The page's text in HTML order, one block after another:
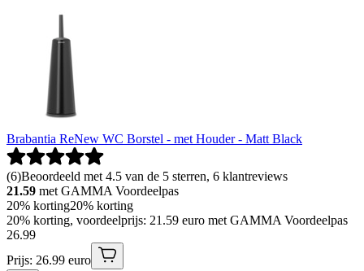
Brabantia ReNew WC Borstel - met Houder - Matt Black
(6)Beoordeeld met 4.5 van de 5 sterren, 6 klantreviews
21.59 met GAMMA Voordeelpas
20% korting20% korting
20% korting, voordeelprijs: 21.59 euro met GAMMA Voordeelpas
26.99
Prijs: 26.99 euro